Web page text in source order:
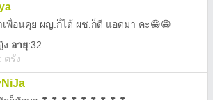
เพื่อนคุย ผญ.ก็ได้ ผช.ก็ดี แอดมา คะ😁😁
อายุ:32
: ตรัง